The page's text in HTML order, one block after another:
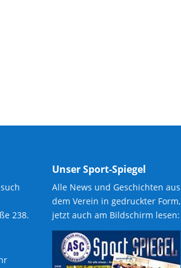
238.
Unser Sport-Spiegel
Alle News und Geschichten aus
dem Verein in gedruckter Form,
jetzt auch am Bildschirm lesen: